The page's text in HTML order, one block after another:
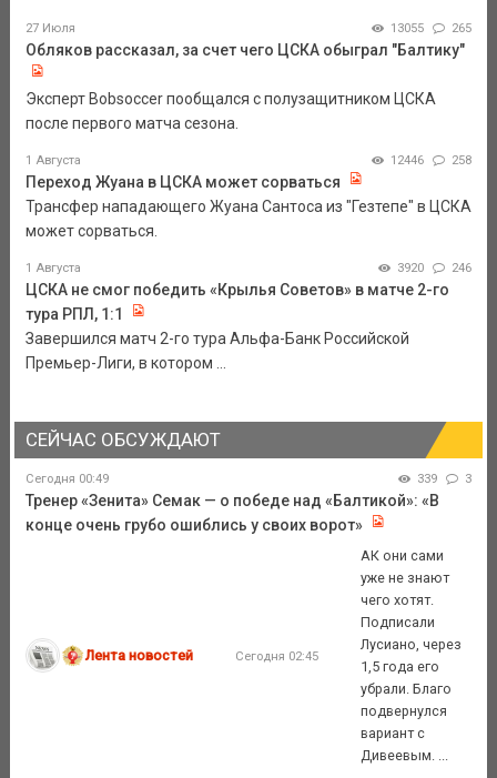
27 Июля 13055 265
Обляков рассказал, за счет чего ЦСКА обыграл "Балтику"
Эксперт Bobsoccer пообщался с полузащитником ЦСКА
после первого матча сезона.
1 Августа 12446 258
Переход Жуана в ЦСКА может сорваться
Трансфер нападающего Жуана Сантоса из "Гезтепе" в ЦСКА
может сорваться.
1 Августа 3920 246
ЦСКА не смог победить «Крылья Советов» в матче 2-го
тура РПЛ, 1:1
Завершился матч 2-го тура Альфа-Банк Российской
Премьер-Лиги, в котором ...
СЕЙЧАС ОБСУЖДАЮТ
Сегодня 00:49 339 3
Тренер «Зенита» Семак — о победе над «Балтикой»: «В
конце очень грубо ошиблись у своих ворот»
Лента новостей Сегодня 02:45
АК они сами
уже не знают
чего хотят.
Подписали
Лусиано, через
1,5 года его
убрали. Благо
подвернулся
вариант с
Дивеевым. ...